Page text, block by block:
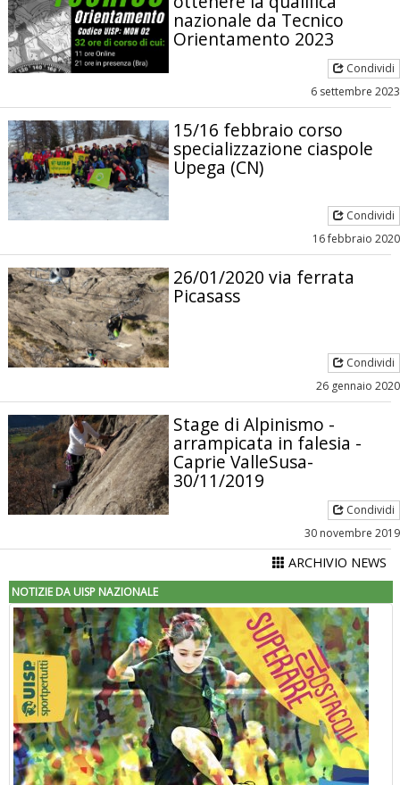
nazionale da Tecnico
Orientamento 2023
Condividi
6 settembre 2023
15/16 febbraio corso
specializzazione ciaspole
Upega (CN)
Condividi
16 febbraio 2020
26/01/2020 via ferrata
Picasass
Condividi
26 gennaio 2020
Stage di Alpinismo -
arrampicata in falesia -
Caprie ValleSusa-
30/11/2019
Condividi
30 novembre 2019
ARCHIVIO NEWS
NOTIZIE DA UISP NAZIONALE